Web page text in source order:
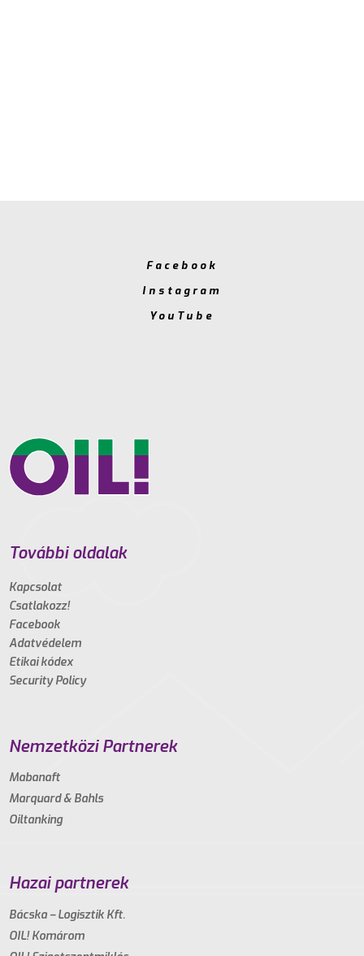
Facebook
Instagram
YouTube
További oldalak
Kapcsolat
Csatlakozz!
Facebook
Adatvédelem
Etikai kódex
Security Policy
Nemzetközi Partnerek
Mabanaft
Marquard & Bahls
Oiltanking
Hazai partnerek
Bácska – Logisztik Kft.
OIL! Komárom